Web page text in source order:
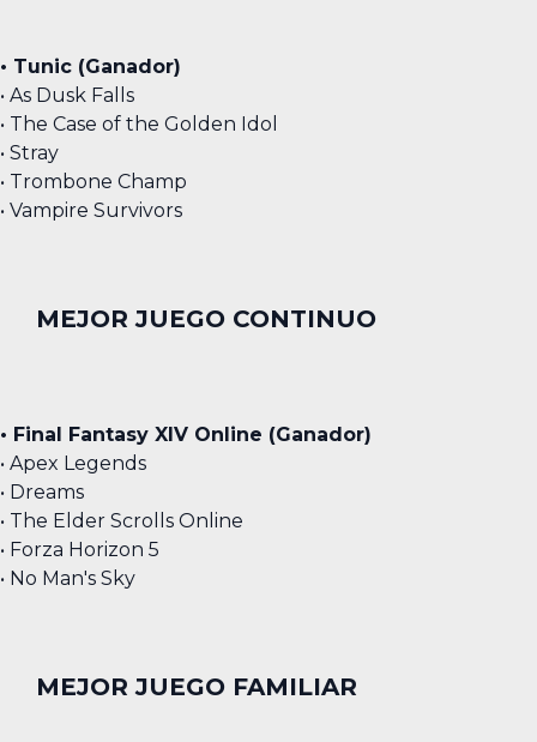
• Tunic (Ganador)
• As Dusk Falls
• The Case of the Golden Idol
• Stray
• Trombone Champ
• Vampire Survivors
MEJOR JUEGO CONTINUO
• Final Fantasy XIV Online (Ganador)
• Apex Legends
• Dreams
• The Elder Scrolls Online
• Forza Horizon 5
• No Man's Sky
MEJOR JUEGO FAMILIAR